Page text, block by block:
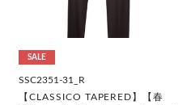
SALE
SSC2351-31_R
【CLASSICO TAPERED】【春